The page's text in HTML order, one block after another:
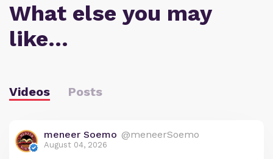
What else you may
like…
Videos Posts
meneer Soemo @meneerSoemo
August 04, 2026